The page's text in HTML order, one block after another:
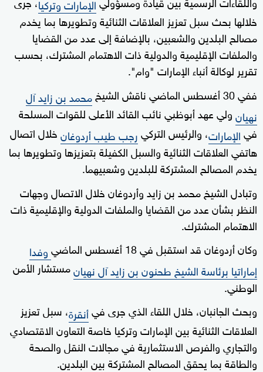
الإمارات وتركيا
خلالها بحث سبل تعزيز العلاقات الثنائية وتطويرها بما يخدم
مصالح البلدين والشعبين، بالإضافة إلى عدد من القضايا
والملفات الإقليمية والدولية ذات الاهتمام المشترك، بحسب
تقرير لوكالة أنباء الإمارات "وام".
ففي 30 أغسطس الماضي ناقش الشيخ
محمد بن زايد آل
نهيانولي عهد أبوظبي نائب القائد الأعلى للقوات المسلحة
فيالإمارات، والرئيس التركيرجب طيب أردوغانخلال اتصال
هاتفي العلاقات الثنائية والسبل الكفيلة بتعزيزها وتطويرها بما
يخدم المصالح المشتركة للبلدين وشعبيهما.
وتبادل الشيخ محمد بن زايد وأردوغان خلال الاتصال وجهات
النظر بشأن عدد من القضايا والملفات الدولية والإقليمية ذات
الاهتمام المشترك.
وكان أردوغان قد استقبل في 18 أغسطس الماضي
وفدا
إماراتيا برئاسة الشيخ طحنون بن زايد آل نهيانمستشار الأمن
الوطني.
وبحث الجانبان، خلال اللقاء الذي جرى فيأنقرة، سبل تعزيز
العلاقات الثنائية بين الإمارات وتركيا خاصة التعاون الاقتصادي
والتجاري والفرص الاستثمارية في مجالات النقل والصحة
والطاقة بما يحقق المصالح المشتركة بين البلدين.